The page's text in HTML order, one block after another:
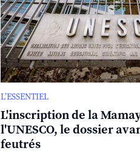
L’ESSENTIEL
L'inscription de la
l'UNESCO, le dossier
feutrés